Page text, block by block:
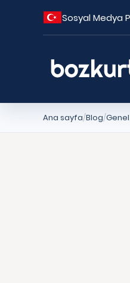
Sosyal Medya
Ana sayfa Blog